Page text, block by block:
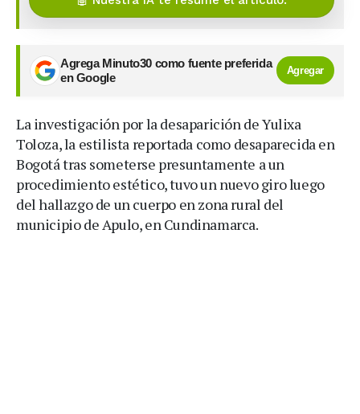
Agrega Minuto30 como fuente preferida
en Google
Agregar
La investigación por la desaparición de Yulixa
Toloza, la estilista reportada como desaparecida en
Bogotá tras someterse presuntamente a un
procedimiento estético, tuvo un nuevo giro luego
del hallazgo de un cuerpo en zona rural del
municipio de Apulo, en Cundinamarca.